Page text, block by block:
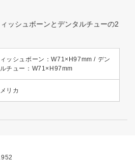
ッシュボーンとデンタルチューの2
ッシュボーン：W71×H97mm / デン
チュー：W71×H97mm
リカ